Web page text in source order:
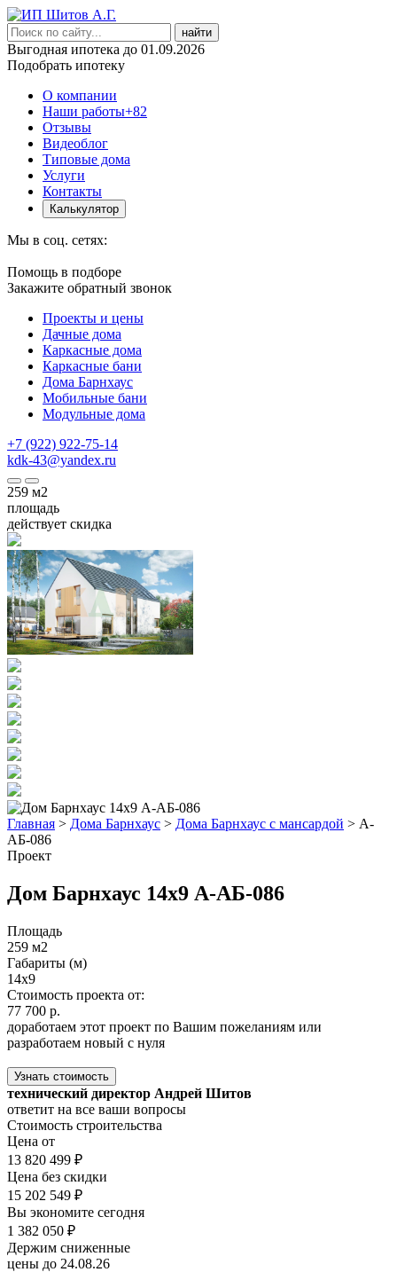
найти
Выгодная ипотека до 01.09.2026
Подобрать ипотеку
О компании
Наши работы+82
Отзывы
Видеоблог
Типовые дома
Услуги
Контакты
Калькулятор
Мы в соц. сетях:
Помощь в подборе
Закажите обратный звонок
Проекты и цены
Дачные дома
Каркасные дома
Каркасные бани
Дома Барнхаус
Мобильные бани
Модульные дома
+7 (922) 922-75-14
kdk-43@yandex.ru
259 м2
площадь
действует скидка
Главная > Дома Барнхаус > Дома Барнхаус с мансардой > А-
АБ-086
Проект
Дом Барнхаус 14х9 А-АБ-086
Площадь
259 м2
Габариты (м)
14х9
Стоимость проекта от:
77 700 р.
доработаем этот проект по Вашим пожеланиям или
разработаем новый с нуля
Узнать стоимость
технический директор Андрей Шитов
ответит на все ваши вопросы
Стоимость строительства
Цена от
13 820 499 ₽
Цена без скидки
15 202 549 ₽
Вы экономите сегодня
1 382 050 ₽
Держим сниженные
цены до 24.08.26